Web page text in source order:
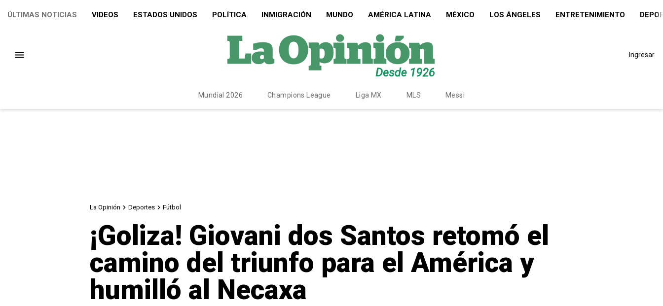
ÚLTIMAS NOTICIAS VIDEOS ESTADOS UNIDOS POLÍTICA INMIGRACIÓN MUNDO AMÉRICA LATINA MÉXICO LOS ÁNGELES ENTRETENIMIENTO
Ingresar
Mundial 2026 Champions League Liga MX MLS Messi
La Opinión Deportes Fútbol
¡Goliza! Giovani dos Santos retomó el
camino del triunfo para el América y
humilló al Necaxa